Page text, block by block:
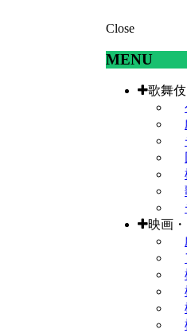
Close
MENU
歌舞
映画